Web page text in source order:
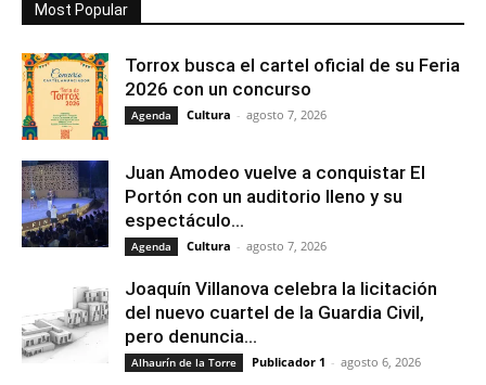
Most Popular
Torrox busca el cartel oficial de su Feria
2026 con un concurso
Agenda Cultura - agosto 7, 2026
Juan Amodeo vuelve a conquistar El
Portón con un auditorio lleno y su
espectáculo...
Agenda Cultura - agosto 7, 2026
Joaquín Villanova celebra la licitación
del nuevo cuartel de la Guardia Civil,
pero denuncia...
Alhaurín de la Torre Publicador 1 - agosto 6, 2026